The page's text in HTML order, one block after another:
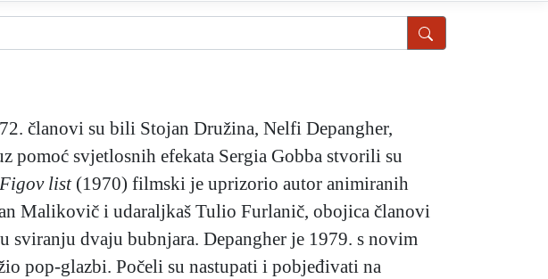
članovi su bili Stojan Družina, Nelfi Depangher,
pomoć svjetlosnih efekata Sergia Gobba stvorili su
Figov list(1970) filmski je uprizorio autor animiranih
Malikovič i udaraljkaš Tulio Furlanič, obojica članovi
sviranju dvaju bubnjara. Depangher je 1979. s novim
pop-glazbi. Počeli su nastupati i pobjeđivati na